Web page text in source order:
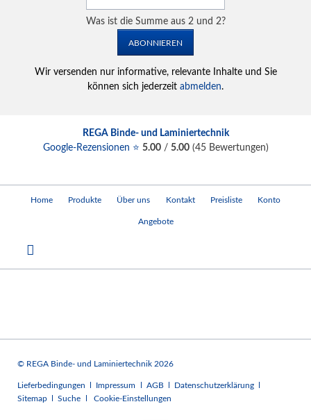
Was ist die Summe aus 2 und 2?
ABONNIEREN
Wir versenden nur informative, relevante Inhalte und Sie
können sich jederzeit abmelden.
Home Produkte Über uns Kontakt Preisliste Konto
Angebote
REGA Binde- und Laminiertechnik
Google-Rezensionen ⭐ 5.00/ 5.00(45Bewertungen)
© REGA Binde- und Laminiertechnik 2026
Navigation
überspringen
Lieferbedingungen Impressum AGB
Datenschutzerklärung
Sitemap
Suche Cookie-Einstellungen